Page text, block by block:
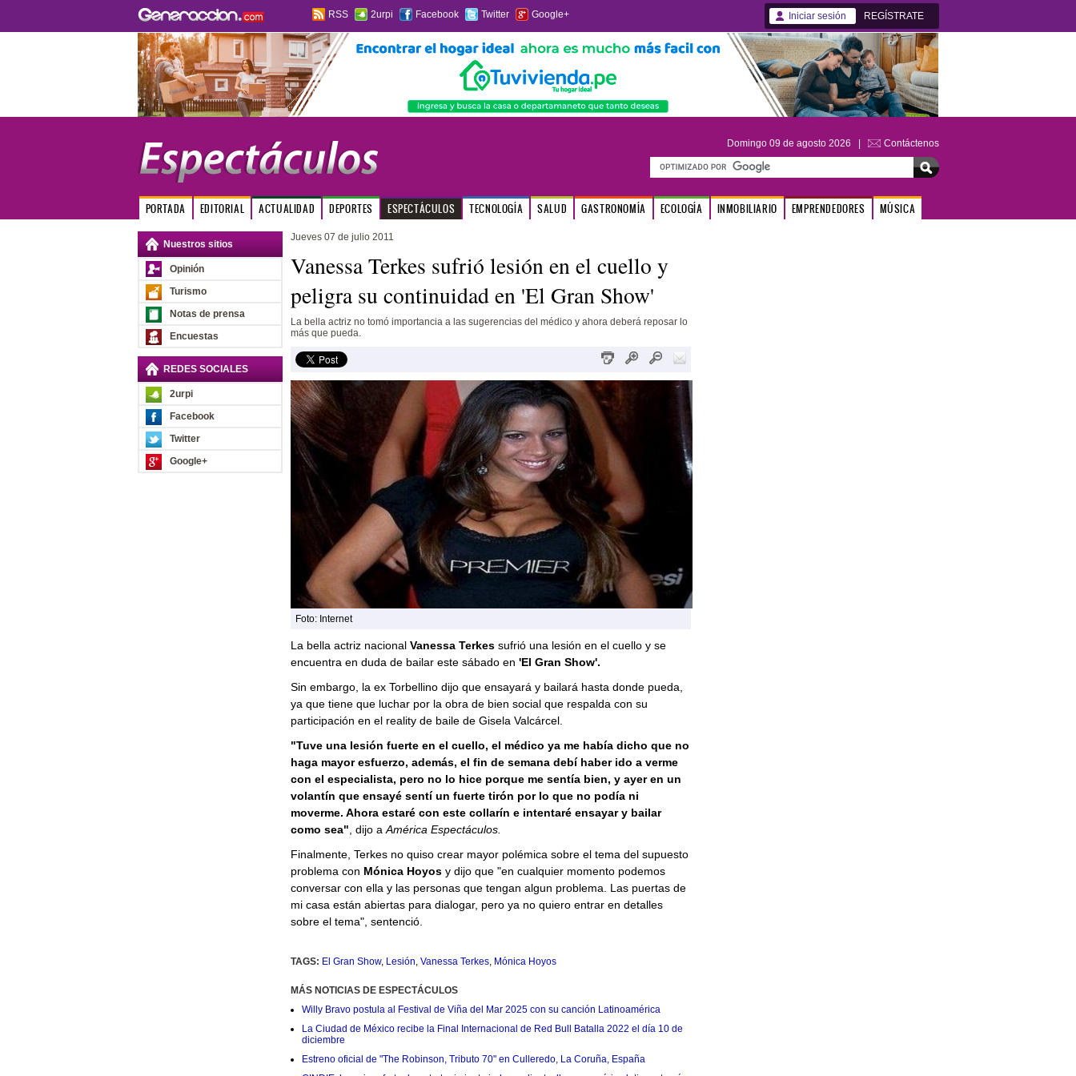
RSS 2urpi Facebook Twitter Google+ Iniciar sesión REGÍSTRATE
Domingo 09 de agosto 2026 | Contáctenos
PORTADA EDITORIAL ACTUALIDAD DEPORTES ESPECTÁCULOS TECNOLOGÍA SALUD GASTRONOMÍA ECOLOGÍA INMOBILIARIO EMPRENDEDORES MÚSICA
Nuestros sitios
Opinión
Turismo
Notas de prensa
Encuestas
REDES SOCIALES
2urpi
Facebook
Twitter
Google+
Jueves 07 de julio 2011
Vanessa Terkes sufrió lesión en el cuello y
peligra su continuidad en 'El Gran Show'
La bella actriz no tomó importancia a las sugerencias del médico y ahora deberá reposar lo
más que pueda.
Foto: Internet
La bella actriz nacionalVanessa Terkessufrió una lesión en el cuello y se
encuentra en duda de bailar este sábado en 'El Gran Show'.
Sin embargo, la ex Torbellino dijo que ensayará y bailará hasta donde pueda,
ya que tiene que luchar por la obra de bien social que respalda con su
participación en el reality de baile de Gisela Valcárcel.
"Tuve una lesión fuerte en el cuello, el médico ya me había dicho que no
haga mayor esfuerzo, además, el fin de semana debí haber ido a verme
con el especialista, pero no lo hice porque me sentía bien, y ayer en un
volantín que ensayé sentí un fuerte tirón por lo que no podía ni
moverme. Ahora estaré con este collarín e intentaré ensayar y bailar
como sea" , dijo a América Espectáculos.
Finalmente, Terkes no quiso crear mayor polémica sobre el tema del supuesto
problema con Mónica Hoyosy dijo que "en cualquier momento podemos
conversar con ella y las personas que tengan algun problema. Las puertas de
mi casa están abiertas para dialogar, pero ya no quiero entrar en detalles
sobre el tema", sentenció.
TAGS: El Gran Show, Lesión, Vanessa Terkes, Mónica Hoyos
MÁS NOTICIAS DE ESPECTÁCULOS
Willy Bravo postula al Festival de Viña del Mar 2025 con su canción Latinoamérica
La Ciudad de México recibe la Final Internacional de Red Bull Batalla 2022 el día 10 de
diciembre
Estreno oficial de "The Robinson, Tributo 70" en Culleredo, La Coruña, España